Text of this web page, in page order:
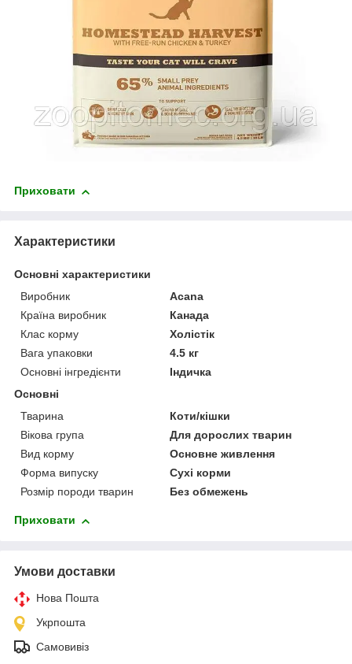
Приховати
Характеристики
Основні характеристики
Виробник
Acana
Країна виробник
Канада
Клас корму
Холістік
Вага упаковки
4.5 кг
Основні інгредієнти
Індичка
Основні
Тварина
Коти/кішки
Вікова група
Для дорослих тварин
Вид корму
Основне живлення
Форма випуску
Сухі корми
Розмір породи тварин
Без обмежень
Приховати
Умови доставки
Нова Пошта
Укрпошта
Самовивіз